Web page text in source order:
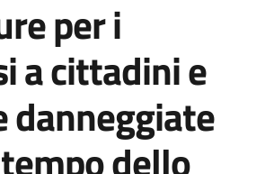
per i
a cittadini e
danneggiate